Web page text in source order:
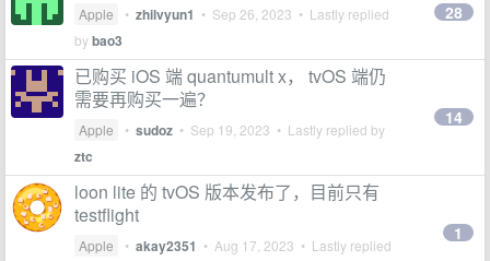
Apple • zhilvyun1 • Sep 26, 2023 • Lastly replied
bybao3
28
已购买 iOS 端 quantumult x， tvOS 端仍
需要再购买一遍？
Apple • sudoz • Sep 19, 2023 • Lastly replied by
ztc
14
loon lite 的 tvOS 版本发布了，目前只有
testflight
Apple • akay2351 • Aug 17, 2023 • Lastly replied
1